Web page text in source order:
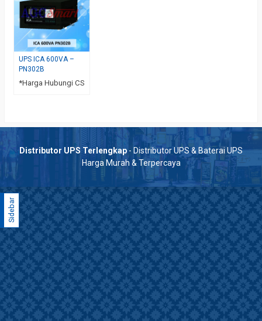
UPS ICA 600VA –
PN302B
*Harga Hubungi CS
Sidebar
Distributor UPS Terlengkap - Distributor UPS & Baterai UPS
Harga Murah & Terpercaya